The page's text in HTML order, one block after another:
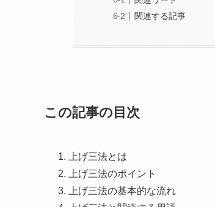
関連する記事
この記事の目次
上げ三法とは
上げ三法のポイント
上げ三法の基本的な流れ